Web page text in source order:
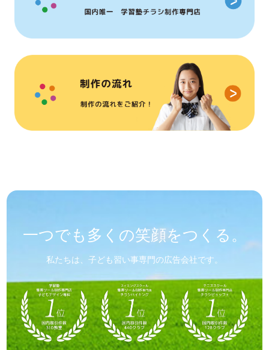
一つでも 多くの笑顔をつくる。
私たちは、子ども習い事専門の広告会社です。